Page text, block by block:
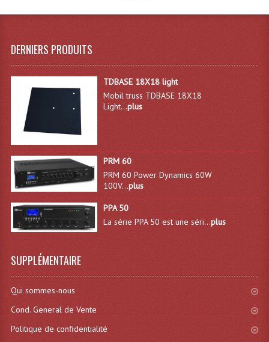
Nos Occasions Et Stock B
Karaoké Materiel Lecteur Etc...
Matériel Karaoké
Disque DVD
TARIF ET CATALOGUE DE LOCATION
PLAN ACCES, LES HORAIRES
DERNIERS PRODUITS
TDBASE 18X18 light
Mobil truss TDBASE 18X18
Light...plus
PRM 60
PRM 60 Power Dynamics 60W
100V...plus
PPA 50
La série PPA 50 est une séri...plus
SUPPLÉMENTAIRE
Qui sommes-nous
Cond. General de Vente
Politique de confidentialité